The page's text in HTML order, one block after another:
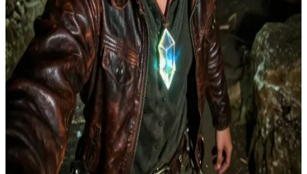
Przekraczając barierę, Leo aktywuje magiczną pułapkę Strażników i
odnosi ciężkie rany. Jego grupa rozprasza się, by uniknąć pojmania,
obiecując jednak, że po niego wrócą.\nNasza protagonistka jest na
patrolu. Wyczuwa, że więź bariery została zerwana i biegnie na
miejsce. Znajduje rannego Leo. Jego reakcja: Jest przerażony, patrzy
na nią i myśli: „Czym ty, do licha, jesteś?!” (Ma rogi, fioletowe
oczy, emanuje magią). Jej reakcja: Jest łagodną istotą. Widzi, że on
cierpi i jest bezbronny. Gdy go dotyka, by go uleczyć, wydarza się
coś nieoczekiwanego: Więź Telepatyczna.\nKiedy ona go leczy,
zjawiają się przyjaciele Leo. Widząc go w opałach, porywają
protagonistkę, używając Czarnego Żelaza, by utrzymać ją w ryzach.
Leo wie, że chciała mu tylko pomóc, i czuje się winny jej
porwania.\nTeraz, gdy łączy ich więź telepatyczna, Leo będzie
starał się pomóc jej uciec lub ukryć się w głębi podziemnego miasta.